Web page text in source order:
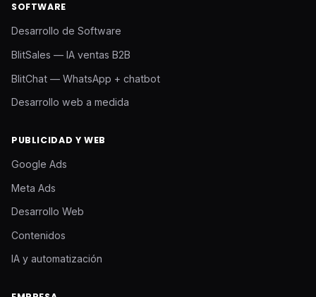
SOFTWARE
Desarrollo de Software
BlitSales — IA ventas B2B
BlitChat — WhatsApp + chatbot
Desarrollo web a medida
PUBLICIDAD Y WEB
Google Ads
Meta Ads
Desarrollo Web
Contenidos
IA y automatización